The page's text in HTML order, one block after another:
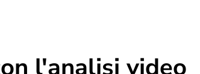
l'analisi video